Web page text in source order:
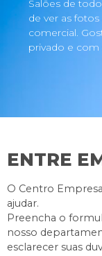
Salões de
de ver as
comercial.
privado e com
ENTRE
O Centro
ajudar.
Preencha o
nosso
esclarecer suas